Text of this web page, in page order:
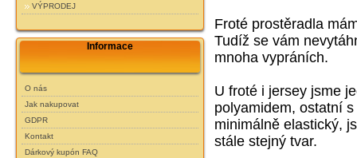
VÝPRODEJ
Informace
O nás
Jak nakupovat
GDPR
Kontakt
Dárkový kupón FAQ
Froté prostěradla
Tudíž se vám
mnoha vypráních.
U froté i jersey jsme
polyamidem, ostatní
minimálně elastický,
stále stejný tvar.